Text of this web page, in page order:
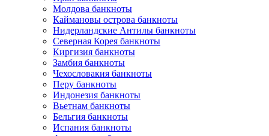
Молдова банкноты
Каймановы острова банкноты
Нидерландские Антилы банкноты
Северная Корея банкноты
Киргизия банкноты
Замбия банкноты
Чехословакия банкноты
Перу банкноты
Индонезия банкноты
Вьетнам банкноты
Бельгия банкноты
Испания банкноты